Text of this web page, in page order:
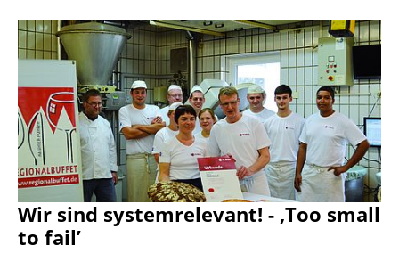
Wir sind systemrelevant! - ‚Too small
to fail’